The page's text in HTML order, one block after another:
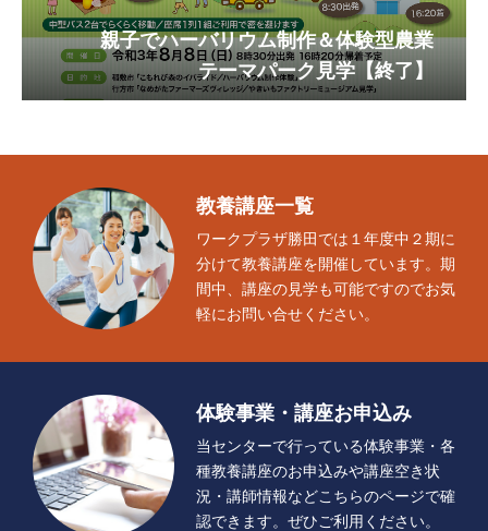
親子でハーバリウム制作＆体験型農業
テーマパーク見学 【終了】
教養講座一覧
ワークプラザ勝田では１年度中２期に
分けて教養講座を開催しています。期
間中、講座の見学も可能ですのでお気
軽にお問い合せください。
体験事業・講座お申込み
当センターで行っている体験事業・各
種教養講座のお申込みや講座空き状
況・講師情報などこちらのページで確
認できます。ぜひご利用ください。